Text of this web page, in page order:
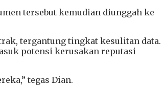
tersebut kemudian diunggah ke
tergantung tingkat kesulitan data.
potensi kerusakan reputasi
tegas Dian.